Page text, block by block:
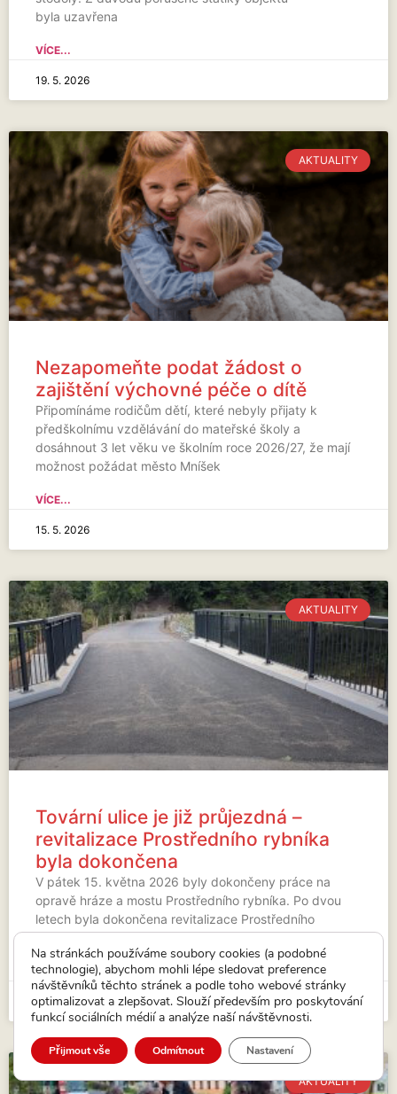
byla uzavřena
VÍCE...
19. 5. 2026
AKTUALITY
Nezapomeňte podat žádost o
zajištění výchovné péče o dítě
Připomínáme rodičům dětí, které nebyly přijaty k
předškolnímu vzdělávání do mateřské školy a
dosáhnout 3 let věku ve školním roce 2026/27, že mají
možnost požádat město Mníšek
VÍCE...
15. 5. 2026
AKTUALITY
Tovární ulice je již průjezdná –
revitalizace Prostředního rybníka
byla dokončena
V pátek 15. května 2026 byly dokončeny práce na
opravě hráze a mostu Prostředního rybníka. Po dvou
letech byla dokončena revitalizace Prostředního
rybníka (byl vypuštěn od roku
VÍCE...
15. 5. 2026
AKTUALITY
Na stránkách používáme soubory cookies (a podobné
technologie), abychom mohli lépe sledovat preference
návštěvníků těchto stránek a podle toho webové stránky
optimalizovat a zlepšovat. Slouží především pro poskytování
funkcí sociálních médií a analýze naší návštěvnosti.
Přijmout vše Odmítnout Nastavení